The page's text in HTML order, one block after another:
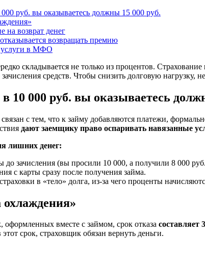
руб. вы оказываетесь должны 15 000 руб.
на возврат денег
возвращать премию
услуги в МФО
складывается не только из процентов.
средств. Чтобы снизить долговую нагрузку,
10 000 руб. вы оказываетесь
с тем, что к займу добавляются платежи,
дают заемщику право оспаривать навязанные
лишних денег:
до зачисления (вы просили 10 000, а получили 8 000
с карты сразу после получения займа.
в «тело» долга, из-за чего проценты
оформленных вместе с займом, срок отказа составляет
этот срок, страховщик обязан вернуть деньги.